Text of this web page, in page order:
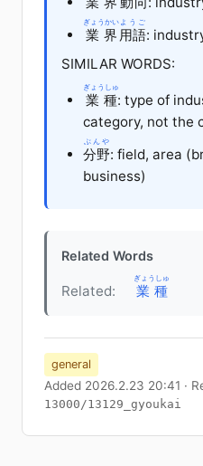
業界
ぎょうかい
用語
ようご
:
SIMILAR WORDS:
業種
ぎょうしゅ
: type of
category, not the
分野
ぶんや
: field, area
business)
Related Words
Related: 業種
ぎょうしゅ
general
Added 2026.2.23 20:41 ·
13000/13129_gyoukai